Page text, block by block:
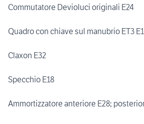
Commutatore Devioluci originali E24
Quadro con chiave sul manubrio ET3
Claxon E32
Specchio E18
Ammortizzatore anteriore E28;